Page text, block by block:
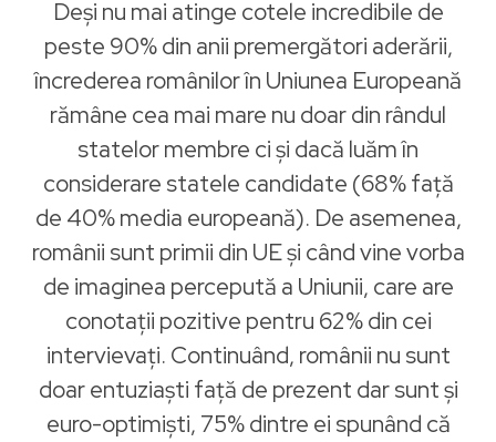
Deși nu mai atinge cotele incredibile de
peste 90% din anii premergători aderării,
încrederea românilor în Uniunea Europeană
rămâne cea mai mare nu doar din rândul
statelor membre ci şi dacă luăm în
considerare statele candidate (68% faţă
de 40% media europeană). De asemenea,
românii sunt primii din UE şi când vine vorba
de imaginea percepută a Uniunii, care are
conotații pozitive pentru 62% din cei
intervievați. Continuând, românii nu sunt
doar entuziaști faţă de prezent dar sunt şi
euro-optimiști, 75% dintre ei spunând că